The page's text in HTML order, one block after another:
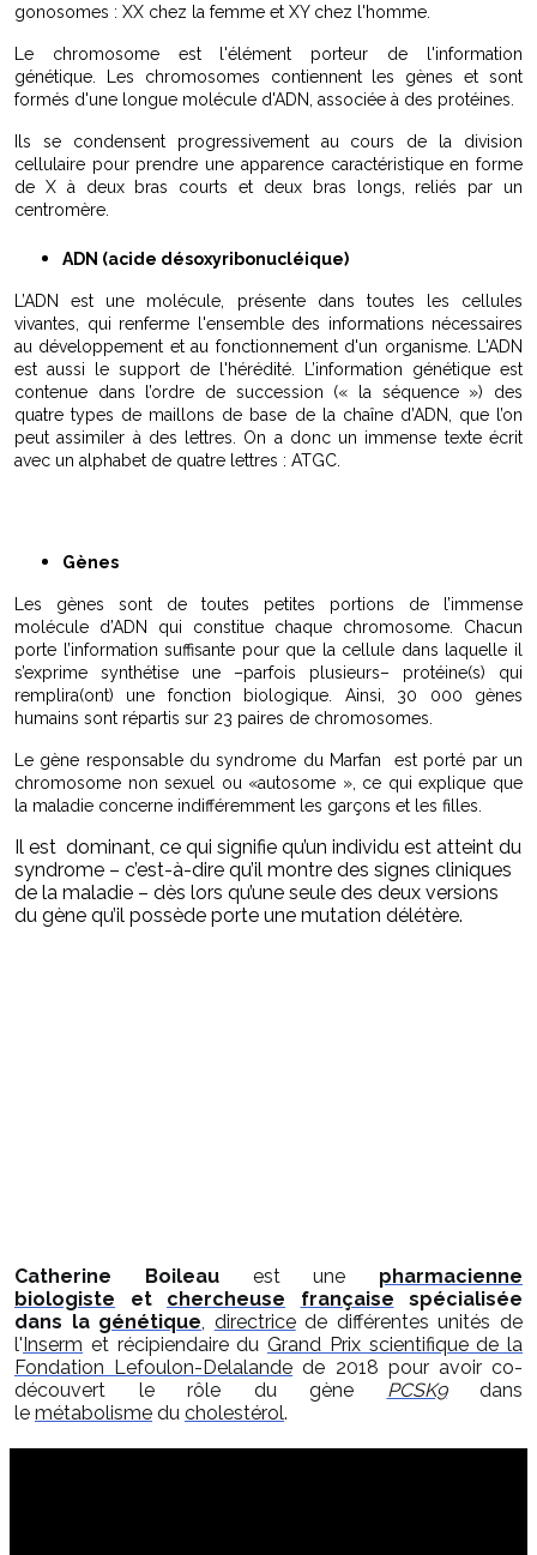
gonosomes : XX chez la femme et XY chez l'homme.
Le chromosome est l'élément porteur de l'information
génétique. Les chromosomes contiennent les gènes et sont
formés d'une longue molécule d'ADN, associée à des protéines.
Ils se condensent progressivement au cours de la division
cellulaire pour prendre une apparence caractéristique en forme
de X à deux bras courts et deux bras longs, reliés par un
centromère.
ADN (acide désoxyribonucléique)
L’ADN est une molécule, présente dans toutes les cellules
vivantes, qui renferme l'ensemble des informations nécessaires
au développement et au fonctionnement d'un organisme. L'ADN
est aussi le support de l'hérédité. L’information génétique est
contenue dans l’ordre de succession (« la séquence ») des
quatre types de maillons de base de la chaîne d’ADN, que l’on
peut assimiler à des lettres. On a donc un immense texte écrit
avec un alphabet de quatre lettres : ATGC.
Gènes
Les gènes sont de toutes petites portions de l’immense
molécule d’ADN qui constitue chaque chromosome. Chacun
porte l’information suffisante pour que la cellule dans laquelle il
s’exprime synthétise une –parfois plusieurs– protéine(s) qui
remplira(ont) une fonction biologique. Ainsi, 30 000 gènes
humains sont répartis sur 23 paires de chromosomes.
Le gène responsable du syndrome du Marfan est porté par un
chromosome non sexuel ou «autosome », ce qui explique que
la maladie concerne indifféremment les garçons et les filles.
Il est dominant, ce qui signifie qu’un individu est atteint du
syndrome – c’est-à-dire qu’il montre des signes cliniques
de la maladie – dès lors qu’une seule des deux versions
du gène qu’il possède porte une mutation délétère.
Catherine Boileauest une pharmacienne
biologiste et chercheuse française
spécialisée
dans la génétique, directricede différentes unités de
l'Inserm et récipiendaire du Grand Prix scientifique de la
Fondation Lefoulon-Delalande de 2018 pour avoir co-
découvert le rôle du gène PCSK9dans
le métabolisme du cholestérol.